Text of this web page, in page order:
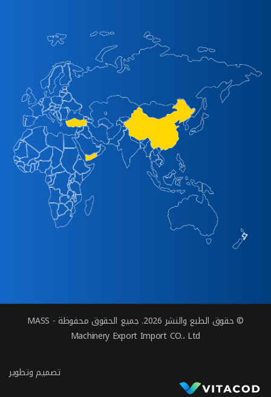
© حقوق الطبع والنشر 2026. جميع الحقوق محفوظة - MASS
Machinery Export Import CO.، Ltd
تصميم وتطوير